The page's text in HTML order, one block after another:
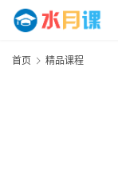
首页 精品课程